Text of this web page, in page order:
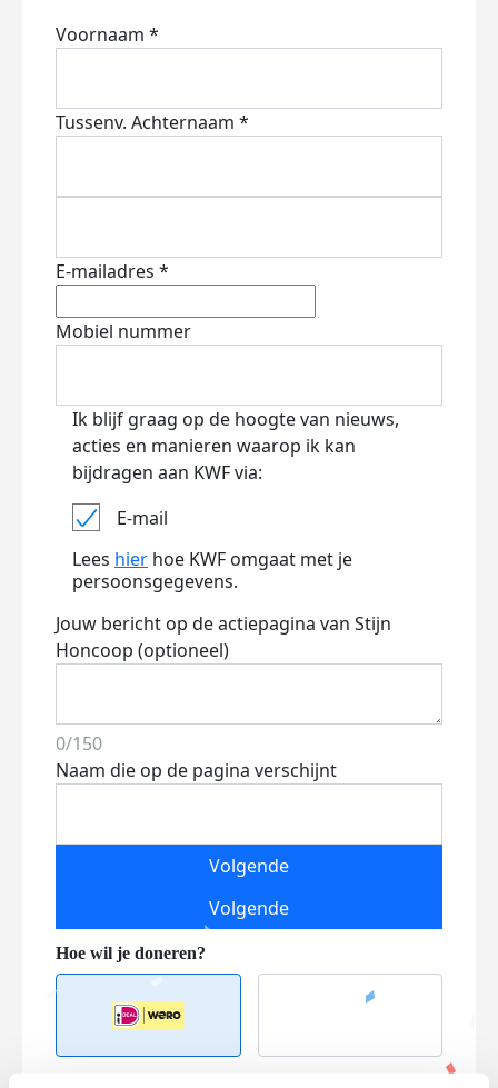
Voornaam *
Tussenv. Achternaam *
E-mailadres *
Mobiel nummer
Ik blijf graag op de hoogte van nieuws,
acties en manieren waarop ik kan
bijdragen aan KWF via:
E-mail
Lees hier hoe KWF omgaat met je
persoonsgegevens.
Jouw bericht op de actiepagina van Stijn
Honcoop (optioneel)
0/150
Naam die op de pagina verschijnt
Volgende
Volgende